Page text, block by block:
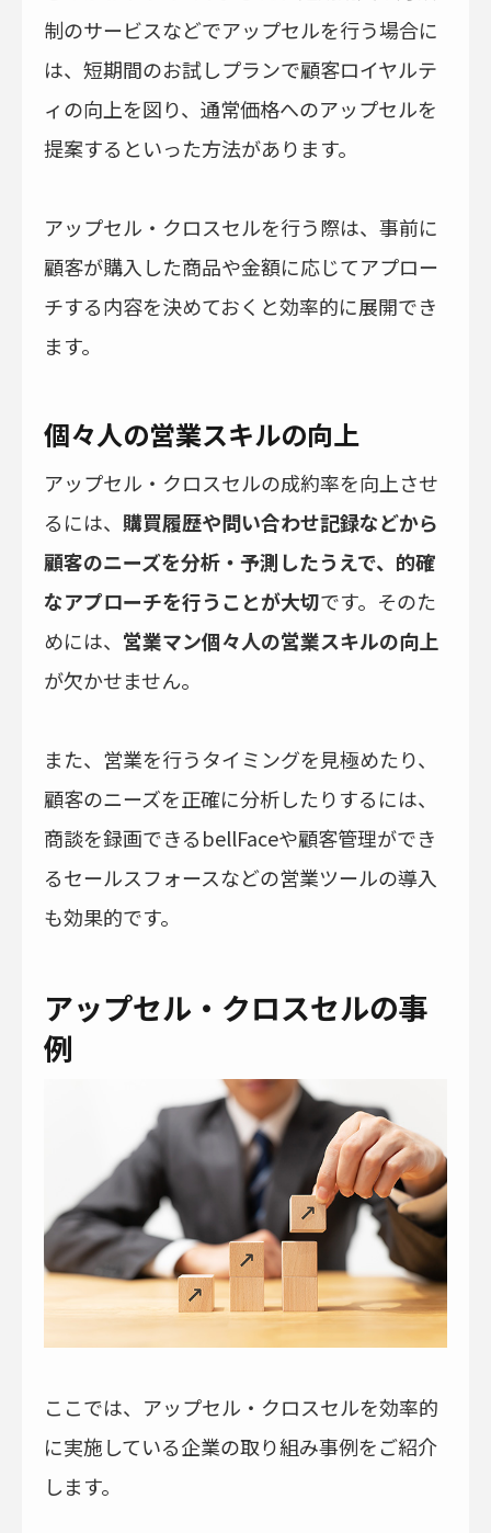
制のサービスなどでアップセルを行う場合に
は、短期間のお試しプランで顧客ロイヤルテ
ィの向上を図り、通常価格へのアップセルを
提案するといった方法があります。
アップセル・クロスセルを行う際は、事前に
顧客が購入した商品や金額に応じてアプロー
チする内容を決めておくと効率的に展開でき
ます。
個々人の営業スキルの向上
アップセル・クロスセルの成約率を向上させ
るには、 購買履歴や問い合わせ記録などから
顧客のニーズを分析・予測したうえで、的確
なアプローチを行うことが大切です。そのた
めには、 営業マン個々人の営業スキルの向上
が欠かせません。
また、営業を行うタイミングを見極めたり、
顧客のニーズを正確に分析したりするには、
商談を録画できるbellFaceや顧客管理ができ
るセールスフォースなどの営業ツールの導入
も効果的です。
アップセル・クロスセルの事
例
ここでは、アップセル・クロスセルを効率的
に実施している企業の取り組み事例をご紹介
します。